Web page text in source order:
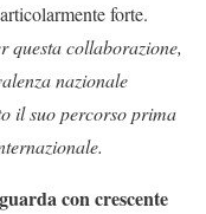
forte.
questa collaborazione,
nazionale
il suo percorso prima
con crescente